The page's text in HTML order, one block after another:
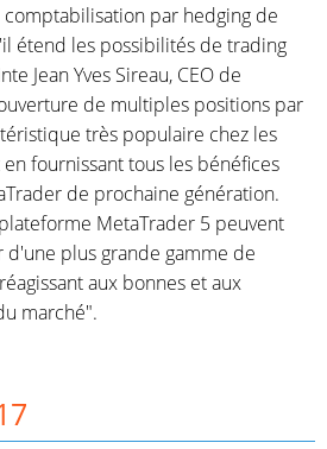
par hedging de
étend les possibilités de trading
Jean Yves Sireau, CEO de
de multiples positions par
très populaire chez les
fournissant tous les bénéfices
de prochaine génération.
MetaTrader 5 peuvent
plus grande gamme de
aux bonnes et aux
marché".